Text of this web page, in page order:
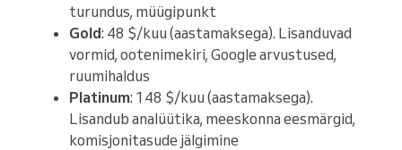
turundus, müügipunkt
Gold: 48 $/kuu (aastamaksega). Lisanduvad
vormid, ootenimekiri, Google arvustused,
ruumihaldus
Platinum: 148 $/kuu (aastamaksega).
Lisandub analüütika, meeskonna eesmärgid,
komisjonitasude jälgimine